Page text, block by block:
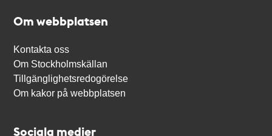
Om webbplatsen
Kontakta oss
Om Stockholmskällan
Tillgänglighetsredogörelse
Om kakor på webbplatsen
Sociala medier